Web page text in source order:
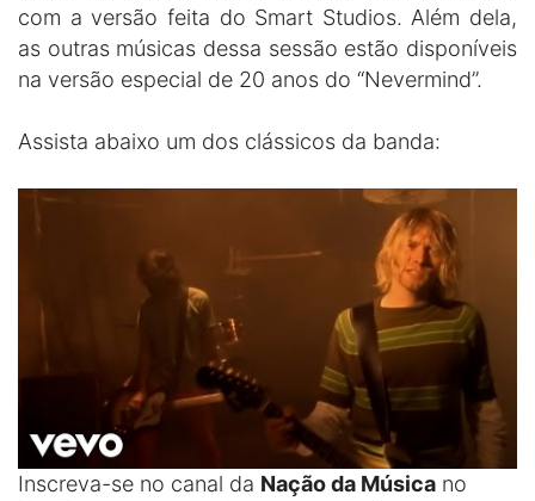
com a versão feita do Smart Studios. Além dela,
as outras músicas dessa sessão estão disponíveis
na versão especial de 20 anos do “Nevermind”.
Assista abaixo um dos clássicos da banda:
Inscreva-se no canal da Nação da Música no